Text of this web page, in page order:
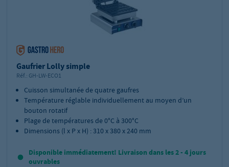
Gaufrier Lolly simple
Réf.: GH-LW-ECO1
Cuisson simultanée de quatre gaufres
Température réglable individuellement au moyen d’un
bouton rotatif
Plage de températures de 0°C à 300°C
Dimensions (l x P x H) : 310 x 380 x 240 mm
Disponible immédiatement! Livraison dans les 2 - 4 jours
ouvrables